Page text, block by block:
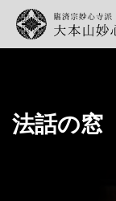
法話の窓